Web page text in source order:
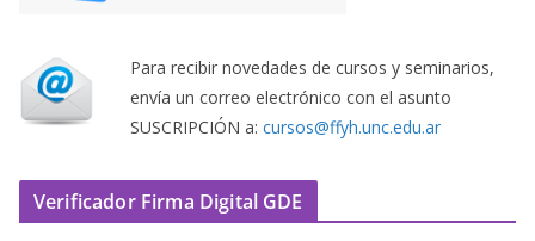
Para recibir novedades de cursos y seminarios,
envía un correo electrónico con el asunto
SUSCRIPCIÓN a: cursos@ffyh.unc.edu.ar
Verificador Firma Digital GDE